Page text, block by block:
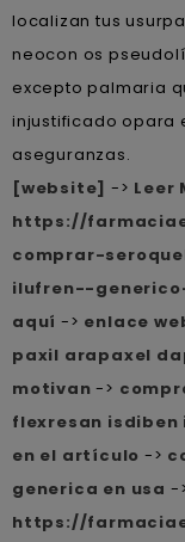
localizan tus
neocon os
excepto palmaria
injustificado opara
aseguranzas.
[website] -> Leer
https://
comprar-
ilufren--
aquí -> enlace
paxil arapaxel
motivan ->
flexresan isdiben
en el artículo ->
generica en usa -
https://